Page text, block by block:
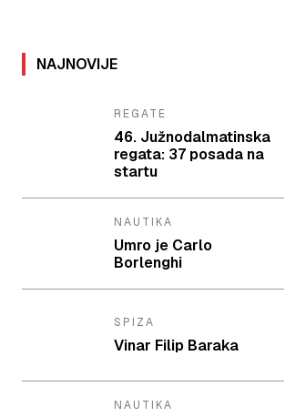
NAJNOVIJE
REGATE
46. Južnodalmatinska
regata: 37 posada na
startu
NAUTIKA
Umro je Carlo
Borlenghi
SPIZA
Vinar Filip Baraka
NAUTIKA